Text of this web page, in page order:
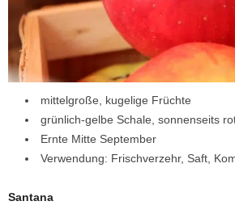
mittelgroße, kugelige Früchte
grünlich-gelbe Schale, sonnenseits
Ernte Mitte September
Verwendung: Frischverzehr, Saft,
Santana